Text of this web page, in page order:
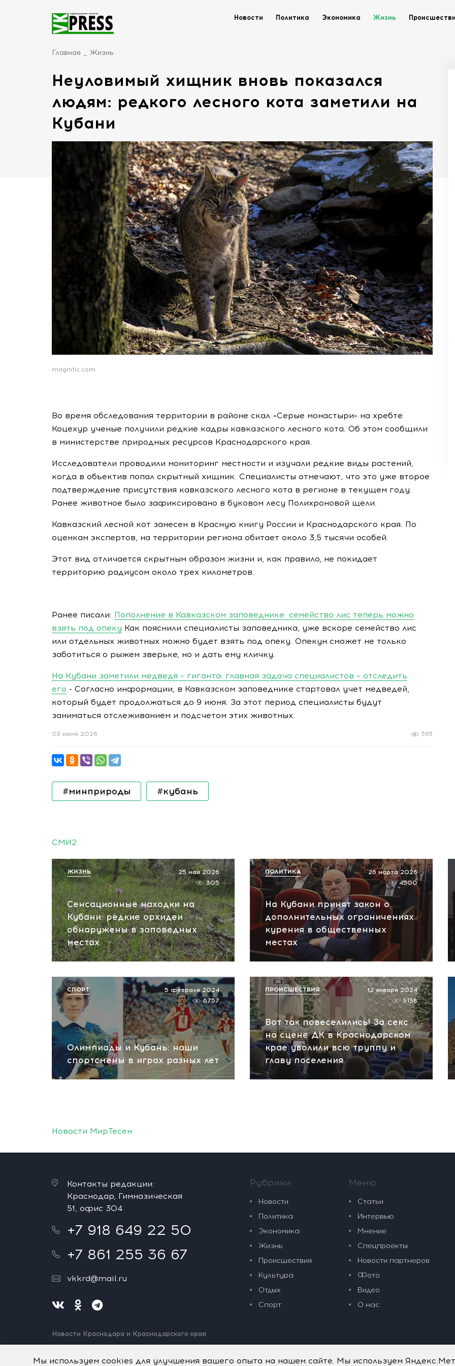
Новости Политика Экономика Жизнь
Главная Жизнь
Неуловимый хищник вновь показался
людям: редкого лесного кота заметили на
Кубани
magnific.com
Во время обследования территории в районе скал «Серые монастыри» на хребте
Коцехур ученые получили редкие кадры кавказского лесного кота. Об этом сообщили
в министерстве природных ресурсов Краснодарского края.
Исследователи проводили мониторинг местности и изучали редкие виды растений,
когда в объектив попал скрытный хищник. Специалисты отмечают, что это уже второе
подтверждение присутствия кавказского лесного кота в регионе в текущем году.
Ранее животное было зафиксировано в буковом лесу Полихроновой щели.
Кавказский лесной кот занесен в Красную книгу России и Краснодарского края. По
оценкам экспертов, на территории региона обитает около 3,5 тысячи особей.
Этот вид отличается скрытным образом жизни и, как правило, не покидает
территорию радиусом около трех километров.
Ранее писали: Пополнение в Кавказском заповеднике: семейство лис теперь можно
взять под опеку Как пояснили специалисты заповедника, уже вскоре семейство лис
или отдельных животных можно будет взять под опеку. Опекун сможет не только
заботиться о рыжем зверьке, но и дать ему кличку.
На Кубани заметили медведя – гиганта: главная задача специалистов – отследить
его - Согласно информации, в Кавказском заповеднике стартовал учет медведей,
который будет продолжаться до 9 июня. За этот период специалисты будут
заниматься отслеживанием и подсчетом этих животных.
565
03 июня 2026
#минприроды #кубань
СМИ2
Сенсационные находки на
Кубани: редкие орхидеи
обнаружены в заповедных
местах
25 мая 2026
305
ЖИЗНЬ
На Кубани принят закон о
дополнительных ограничениях
курения в общественных
местах
26 марта 2026
4500
ПОЛИТИКА
Олимпиады и Кубань: наши
спортсмены в играх разных лет
5 февраля 2024
6757
СПОРТ
Вот так повеселились! За секс
на сцене ДК в Краснодарском
крае уволили всю труппу и
главу поселения
12 января 2024
3138
ПРОИСШЕСТВИЯ
Новости МирТесен
Контакты редакции:
Краснодар, Гимназическая
51, офис 304
+7 918 649 22 50
+7 861 255 36 67
vkkrd@mail.ru
Новости Краснодара и Краснодарского края
Нашли ошибку? Выделите и нажмите Ctrl+Enter.
Рубрики
Новости
Политика
Экономика
Жизнь
Происшествия
Культура
Отдых
Спорт
Меню
Статьи
Интервью
Мнение
Спецпроекты
Новости партнеров
Фото
Видео
О нас
Мы используем cookies для улучшения вашего опыта на нашем сайте. Мы используем